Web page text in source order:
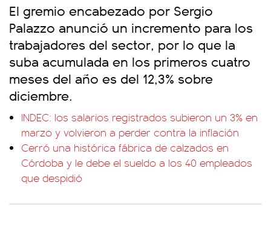
El gremio encabezado por Sergio
Palazzo anunció un incremento para los
trabajadores del sector, por lo que la
suba acumulada en los primeros cuatro
meses del año es del 12,3% sobre
diciembre.
INDEC: los salarios registrados subieron un 3% en
marzo y volvieron a perder contra la inflación
Cerró una histórica fábrica de calzados en
Córdoba y le debe el sueldo a los 40 empleados
que despidió